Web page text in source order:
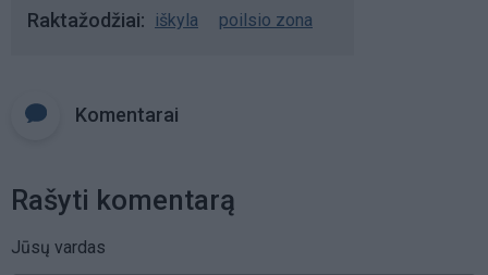
Raktažodžiai iškyla poilsio zona
Komentarai
Rašyti komentarą
Jūsų vardas